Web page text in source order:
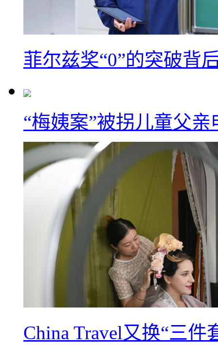
菲尔兹奖“0”的突破背
“梅姨案”被拐儿童父
China Travel又换“三